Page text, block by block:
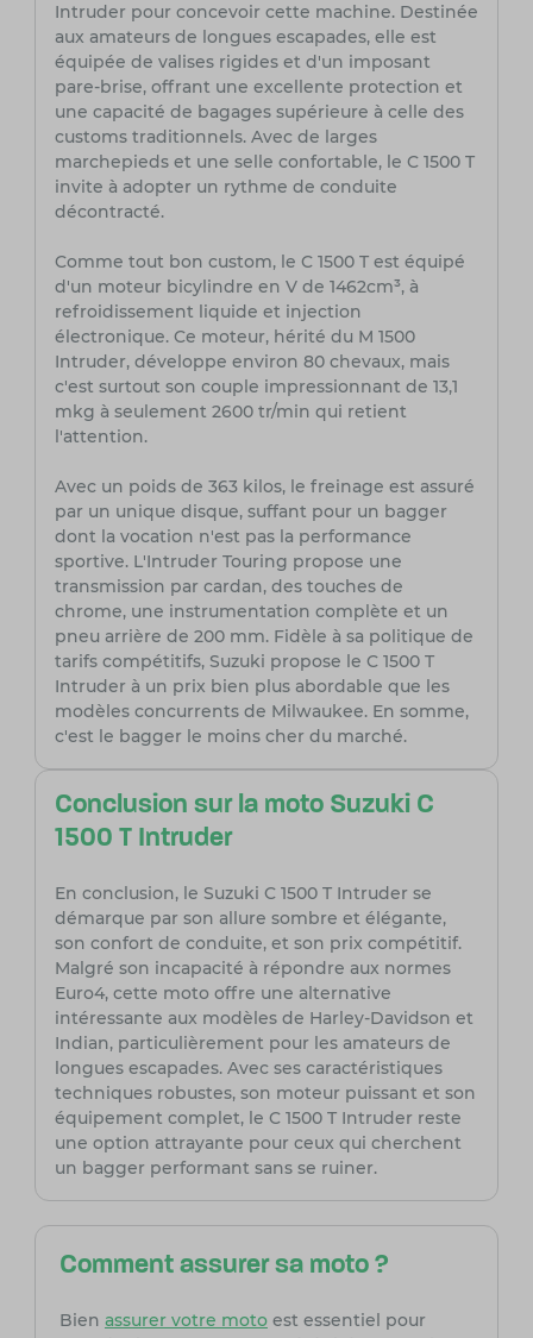
Intruder pour concevoir cette machine. Destinée
aux amateurs de longues escapades, elle est
équipée de valises rigides et d'un imposant
pare-brise, offrant une excellente protection et
une capacité de bagages supérieure à celle des
customs traditionnels. Avec de larges
marchepieds et une selle confortable, le C 1500 T
invite à adopter un rythme de conduite
décontracté.
Comme tout bon custom, le C 1500 T est équipé
d'un moteur bicylindre en V de 1462cm³, à
refroidissement liquide et injection
électronique. Ce moteur, hérité du M 1500
Intruder, développe environ 80 chevaux, mais
c'est surtout son couple impressionnant de 13,1
mkg à seulement 2600 tr/min qui retient
l'attention.
Avec un poids de 363 kilos, le freinage est assuré
par un unique disque, suffant pour un bagger
dont la vocation n'est pas la performance
sportive. L'Intruder Touring propose une
transmission par cardan, des touches de
chrome, une instrumentation complète et un
pneu arrière de 200 mm. Fidèle à sa politique de
tarifs compétitifs, Suzuki propose le C 1500 T
Intruder à un prix bien plus abordable que les
modèles concurrents de Milwaukee. En somme,
c'est le bagger le moins cher du marché.
Conclusion sur la moto Suzuki C
1500 T Intruder
En conclusion, le Suzuki C 1500 T Intruder se
démarque par son allure sombre et élégante,
son confort de conduite, et son prix compétitif.
Malgré son incapacité à répondre aux normes
Euro4, cette moto offre une alternative
intéressante aux modèles de Harley-Davidson et
Indian, particulièrement pour les amateurs de
longues escapades. Avec ses caractéristiques
techniques robustes, son moteur puissant et son
équipement complet, le C 1500 T Intruder reste
une option attrayante pour ceux qui cherchent
un bagger performant sans se ruiner.
Comment assurer sa moto ?
Bien assurer votre motoest essentiel pour